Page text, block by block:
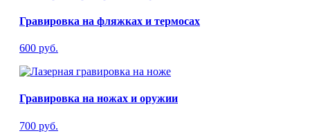
Гравировка на фляжках и термосах
600 руб.
Гравировка на ножах и оружии
700 руб.